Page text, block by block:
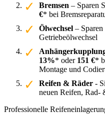
Bremsen – Sparen
€* bei
Ölwechsel –
Getriebeölwechsel
13%* oder 151 €*
Montage und
Reifen & Räder -
neuen Reifen, Rad-
Professionelle